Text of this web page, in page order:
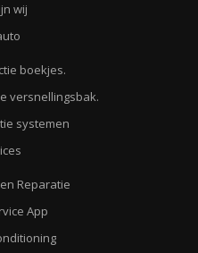
wij
boekjes.
versnellingsbak.
systemen
Reparatie
App